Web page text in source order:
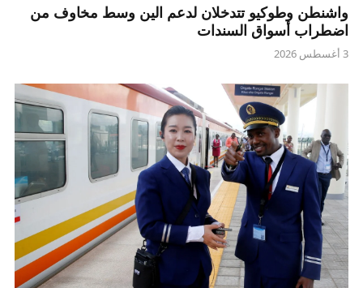
واشنطن وطوكيو تتدخلان لدعم الين وسط مخاوف من
اضطراب أسواق السندات
3 أغسطس 2026